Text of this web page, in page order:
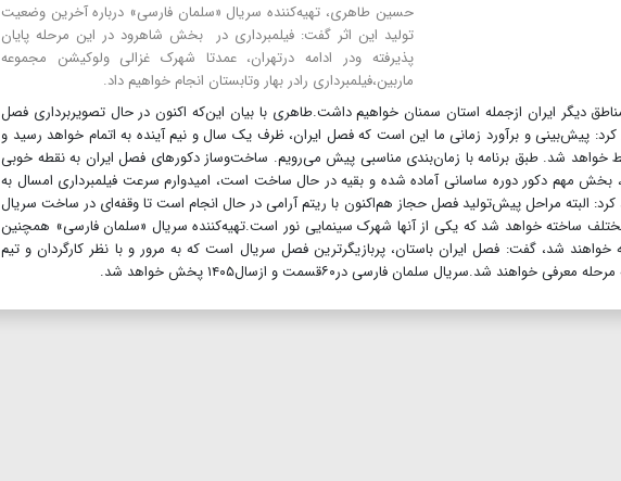
حسین طاهری، تهیه‌کننده سریال «سلمان فارسی» درباره آخرین وضعیت
تولید این اثر گفت: فیلمبرداری در بخش شاهرود در این مرحله پایان
پذیرفته ودر ادامه درتهران، عمدتا شهرک غزالی ولوکیشن مجموعه
ماربین،فیلمبرداری‌ رادر بهار وتابستان انجام خواهیم داد.
دیگر ایران ازجمله استان سمنان خواهیم داشت.طاهری با بیان این‌که اکنون در حال تصویربرداری فصل
پیش‌بینی و برآورد زمانی ما این است که فصل ایران، ظرف یک‌ سال و نیم آینده به اتمام خواهد رسید و
شد. طبق برنامه با زمان‌بندی مناسبی پیش می‌رویم. ساخت‌وساز دکورهای فصل ایران به نقطه خوبی
بخش مهم دکور دوره ساسانی آماده شده و بقیه در حال ساخت است، امیدوارم سرعت فیلمبرداری امسال به
کرد: البته مراحل پیش‌تولید فصل حجاز هم‌اکنون با ریتم آرامی در حال انجام است تا وقفه‌ای در ساخت سریال
ساخته خواهد شد که یکی از آنها شهرک سینمایی نور است.تهیه‌کننده سریال «سلمان فارسی» همچنین
خواهند شد، گفت: فصل ایران باستان، پربازیگرترین فصل سریال است که به مرور و با نظر کارگردان و تیم
شد.سریال سلمان فارسی در۶۰قسمت و ازسال۱۴۰۵ پخش خواهد شد.